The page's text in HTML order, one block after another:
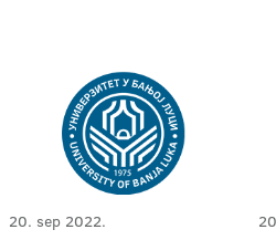
20. sep 2022.